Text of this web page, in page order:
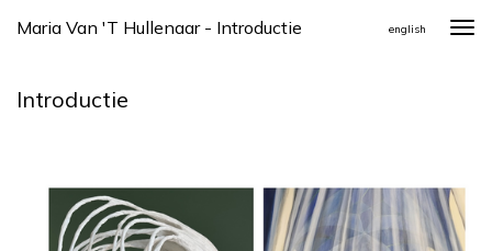
Maria Van 't Hullenaar - Introductie english
Introductie